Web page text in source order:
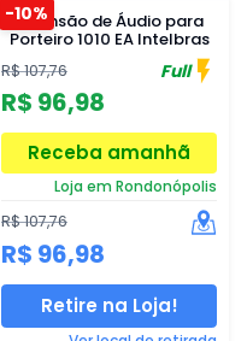
-10%
Extensão de Áudio para
Porteiro 1010 EA Intelbras
R$ 107,76 Full
R$ 96,98
Receba amanhã
Loja em Rondonópolis
R$ 107,76
R$ 96,98
Retire na Loja!